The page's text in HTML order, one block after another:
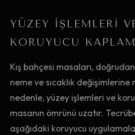
YÜZEY İŞLEMLERI
KORUYUCU
Kış bahçesi masaları, doğrudan
neme ve sıcaklık
nedenle, yüzey işlemleri ve
masanın ömrünü uzatır.
aşağıdaki koruyucu